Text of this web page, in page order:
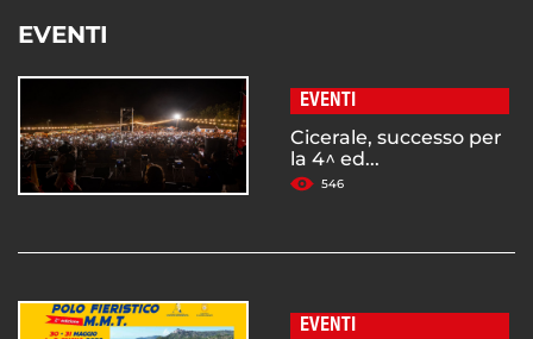
EVENTI
EVENTI
Cicerale, successo per
la 4^ ed...
546
EVENTI